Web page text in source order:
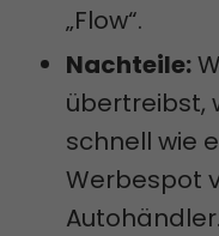
„Flow“.
Nachteile:
übertreibst,
schnell wie
Werbespot
Autohändler.